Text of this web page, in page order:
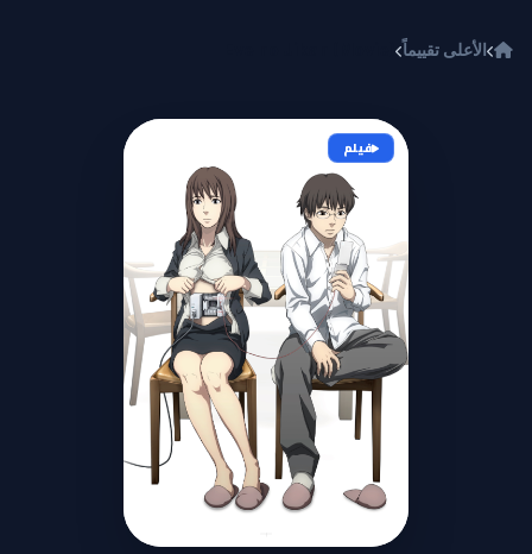
الأعلى تقييماً
فيلم